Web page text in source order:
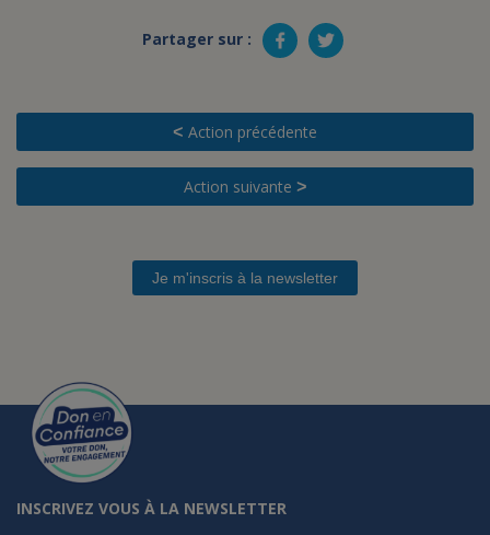
Partager sur :
< Action précédente
Action suivante >
Je m'inscris à la newsletter
INSCRIVEZ VOUS À LA NEWSLETTER